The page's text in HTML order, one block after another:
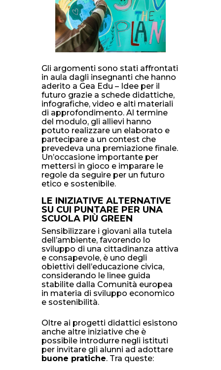
Gli argomenti sono stati affrontati
in aula dagli insegnanti che hanno
aderito a Gea Edu – Idee per il
futuro grazie a schede didattiche,
infografiche, video e alti materiali
di approfondimento. Al termine
del modulo, gli allievi hanno
potuto realizzare un elaborato e
partecipare a un contest che
prevedeva una premiazione finale.
Un’occasione importante per
mettersi in gioco e imparare le
regole da seguire per un futuro
etico e sostenibile.
LE INIZIATIVE ALTERNATIVE
SU CUI PUNTARE PER UNA
SCUOLA PIÙ GREEN
Sensibilizzare i giovani alla tutela
dell’ambiente, favorendo lo
sviluppo di una cittadinanza attiva
e consapevole, è uno degli
obiettivi dell’educazione civica,
considerando le linee guida
stabilite dalla Comunità europea
in materia di sviluppo economico
e sostenibilità.
Oltre ai progetti didattici esistono
anche altre iniziative che è
possibile introdurre negli istituti
per invitare gli alunni ad adottare
buone pratiche. Tra queste: